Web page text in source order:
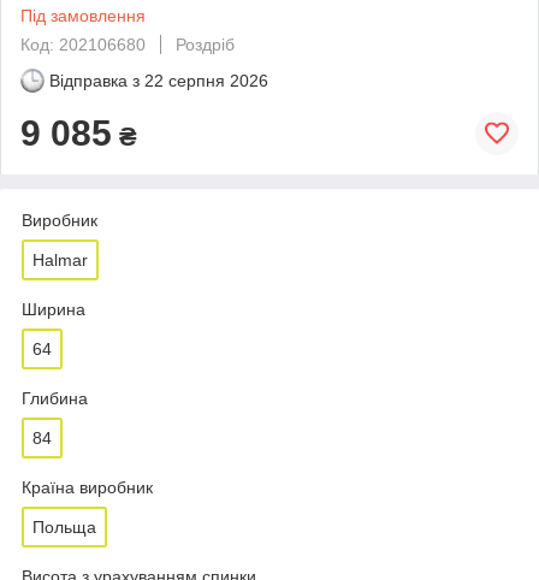
Під замовлення
Код: 202106680
Роздріб
Відправка з 22 серпня 2026
9 085 ₴
Виробник
Halmar
Ширина
64
Глибина
84
Країна виробник
Польща
Висота з урахуванням спинки